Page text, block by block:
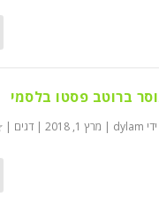
ברוטב פסטו בלסמי
dylam
| מרץ 1, 2018 | דגים |